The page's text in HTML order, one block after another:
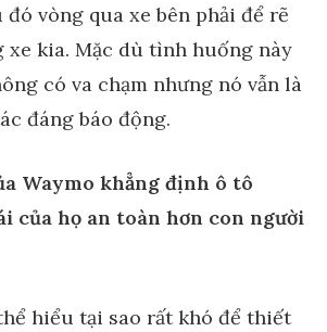
vòng qua xe bên phải để rẽ
xe kia. Mặc dù tình huống này
có va chạm nhưng nó vẫn là
đáng báo động.
Waymo khẳng định ô tô
của họ an toàn hơn con người
hiểu tại sao rất khó để thiết